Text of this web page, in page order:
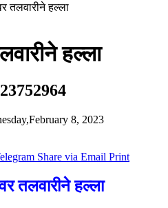
तलवारीने हल्ला
हल्ला
8, 2023
Share via Email Print
तलवारीने हल्ला